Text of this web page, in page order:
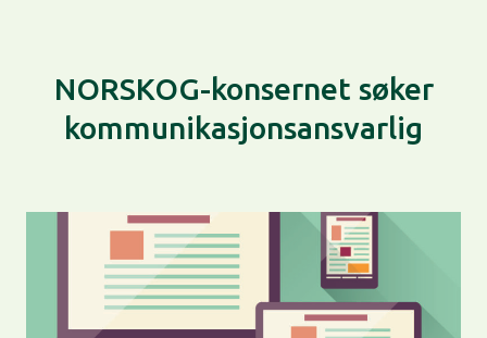
NORSKOG-konsernet søker
kommunikasjonsansvarlig